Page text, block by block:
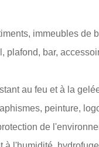
immeubles de
plafond, bar,
au feu et à la
peinture,
de